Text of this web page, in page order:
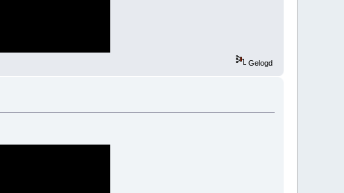
Gelogd